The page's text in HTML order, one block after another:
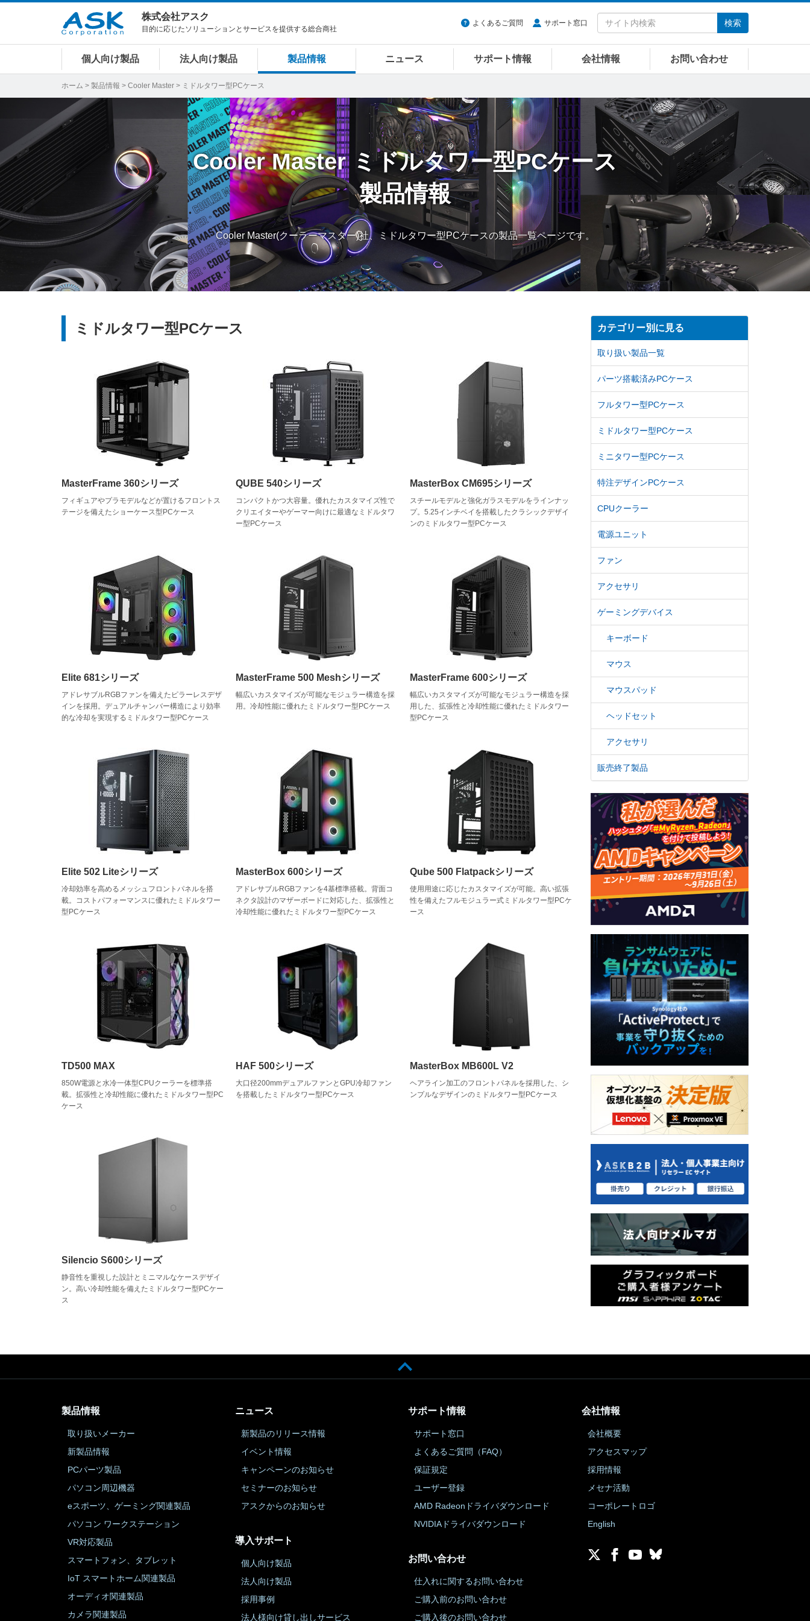
株式会社アスク
目的に応じたソリューションとサービスを提供する総合商社
よくあるご質問 サポート窓口 検索
個人向け製品 法人向け製品 製品情報 ニュース サポート情報 会社情報 お問い合わせ
ホーム > 製品情報 > Cooler Master > ミドルタワー型PCケース
Cooler Master ミドルタワー型PCケース
製品情報
Cooler Master(クーラーマスター)社、ミドルタワー型PCケースの製品一覧ページです。
ミドルタワー型PCケース
MasterFrame 360シリーズ
フィギュアやプラモデルなどが置けるフロントス
テージを備えたショーケース型PCケース
QUBE 540シリーズ
コンパクトかつ大容量。優れたカスタマイズ性で
クリエイターやゲーマー向けに最適なミドルタワ
ー型PCケース
MasterBox CM695シリーズ
スチールモデルと強化ガラスモデルをラインナッ
プ。5.25インチベイを搭載したクラシックデザイ
ンのミドルタワー型PCケース
Elite 681シリーズ
アドレサブルRGBファンを備えたピラーレスデザ
インを採用。デュアルチャンバー構造により効率
的な冷却を実現するミドルタワー型PCケース
MasterFrame 500 Meshシリーズ
幅広いカスタマイズが可能なモジュラー構造を採
用。冷却性能に優れたミドルタワー型PCケース
MasterFrame 600シリーズ
幅広いカスタマイズが可能なモジュラー構造を採
用した、拡張性と冷却性能に優れたミドルタワー
型PCケース
Elite 502 Liteシリーズ
冷却効率を高めるメッシュフロントパネルを搭
載。コストパフォーマンスに優れたミドルタワー
型PCケース
MasterBox 600シリーズ
アドレサブルRGBファンを4基標準搭載。背面コ
ネクタ設計のマザーボードに対応した、拡張性と
冷却性能に優れたミドルタワー型PCケース
Qube 500 Flatpackシリーズ
使用用途に応じたカスタマイズが可能。高い拡張
性を備えたフルモジュラー式ミドルタワー型PCケ
ース
TD500 MAX
850W電源と水冷一体型CPUクーラーを標準搭
載。拡張性と冷却性能に優れたミドルタワー型PC
ケース
HAF 500シリーズ
大口径200mmデュアルファンとGPU冷却ファン
を搭載したミドルタワー型PCケース
MasterBox MB600L V2
ヘアライン加工のフロントパネルを採用した、シ
ンプルなデザインのミドルタワー型PCケース
Silencio S600シリーズ
静音性を重視した設計とミニマルなケースデザイ
ン。高い冷却性能を備えたミドルタワー型PCケー
ス
カテゴリー別に見る
取り扱い製品一覧
パーツ搭載済みPCケース
フルタワー型PCケース
ミドルタワー型PCケース
ミニタワー型PCケース
特注デザインPCケース
CPUクーラー
電源ユニット
ファン
アクセサリ
ゲーミングデバイス
キーボード
マウス
マウスパッド
ヘッドセット
アクセサリ
販売終了製品
製品情報
取り扱いメーカー
新製品情報
PCパーツ製品
パソコン周辺機器
eスポーツ、ゲーミング関連製品
パソコン ワークステーション
VR対応製品
スマートフォン、タブレット
IoT スマートホーム関連製品
オーディオ関連製品
カメラ関連製品
ニュース
新製品のリリース情報
イベント情報
キャンペーンのお知らせ
セミナーのお知らせ
アスクからのお知らせ
導入サポート
個人向け製品
法人向け製品
採用事例
法人様向け貸し出しサービス
サポート情報
サポート窓口
よくあるご質問（FAQ）
保証規定
ユーザー登録
AMD Radeonドライバダウンロード
NVIDIAドライバダウンロード
お問い合わせ
仕入れに関するお問い合わせ
ご購入前のお問い合わせ
ご購入後のお問い合わせ
会社情報
会社概要
アクセスマップ
採用情報
メセナ活動
コーポレートロゴ
English